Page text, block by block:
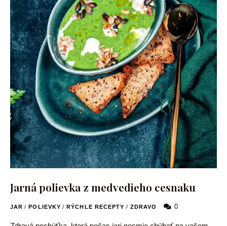
Jarná polievka z medvedieho cesnaku
JAR / POLIEVKY / RÝCHLE RECEPTY / ZDRAVO 0